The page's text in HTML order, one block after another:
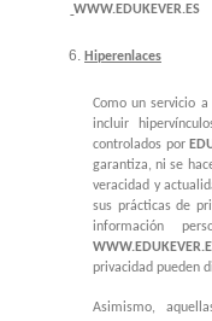
WWW.EDUKEVER.ES
Hiperenlaces
Como un servicio
incluir
controlados por
garantiza, ni se
veracidad y
sus prácticas de
información
privacidad pueden
Asimismo,